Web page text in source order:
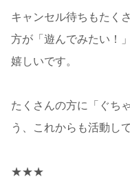
キャンセル待ちもたく
方が「遊んでみたい！
嬉しいです。
たくさんの方に「ぐち
う、これからも活動し
★★★